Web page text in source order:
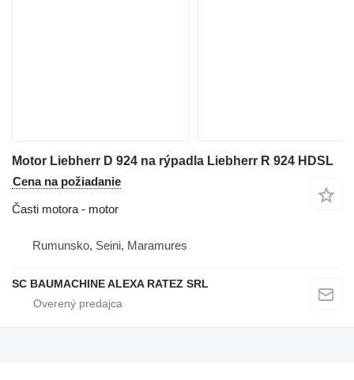
Motor Liebherr D 924 na rýpadla Liebherr R 924 HDSL
Cena na požiadanie
Časti motora - motor
Rumunsko, Seini, Maramures
SC BAUMACHINE ALEXA RATEZ SRL